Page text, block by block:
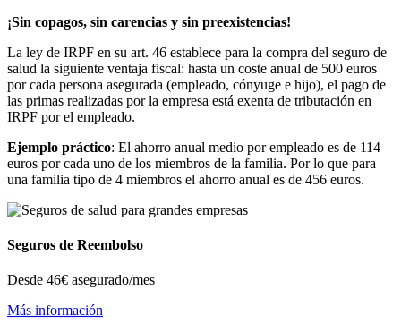
¡Sin copagos, sin carencias y sin preexistencias!
La ley de IRPF en su art. 46 establece para la compra del seguro de
salud la siguiente ventaja fiscal: hasta un coste anual de 500 euros
por cada persona asegurada (empleado, cónyuge e hijo), el pago de
las primas realizadas por la empresa está exenta de tributación en
IRPF por el empleado.
Ejemplo práctico: El ahorro anual medio por empleado es de 114
euros por cada uno de los miembros de la familia. Por lo que para
una familia tipo de 4 miembros el ahorro anual es de 456 euros.
Seguros de Reembolso
Desde 46€ asegurado/mes
Más información